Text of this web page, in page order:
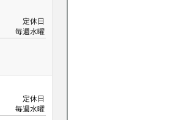
定休日
毎週水曜
定休日
毎週水曜